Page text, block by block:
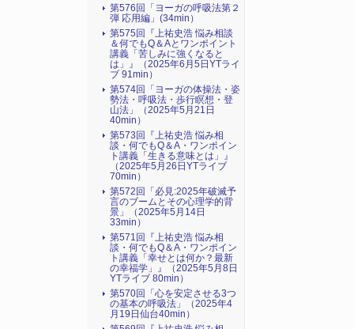
第576回「ヨーガの呼吸法第２
弾 応用編」(34min）
第575回『上祐史浩 悩み相談
＆何でもQ＆Aとワンポイント
講義「苦しみに強くなると
は」』（2025年6月5日YTライ
ブ 91min）
第574回「ヨーガの体操法・姿
勢法・呼吸法・歩行瞑想・登
山法」（2025年5月21日
40min）
第573回『上祐史浩 悩み相
談・何でもQ＆A・ワンポイン
ト講義「生きる意味とは」』
（2025年5月26日YTライブ
70min）
第572回「必見:2025年破滅予
言のブームとその心理学的背
景」（2025年5月14日
33min）
第571回『上祐史浩 悩み相
談・何でもQ＆A・ワンポイン
ト講義「幸せとは何か？最新
の幸福学」』（2025年5月8日
YTライブ 80min）
第570回「心を安定させる3つ
の基本の呼吸法」（2025年4
月19日仙台40min）